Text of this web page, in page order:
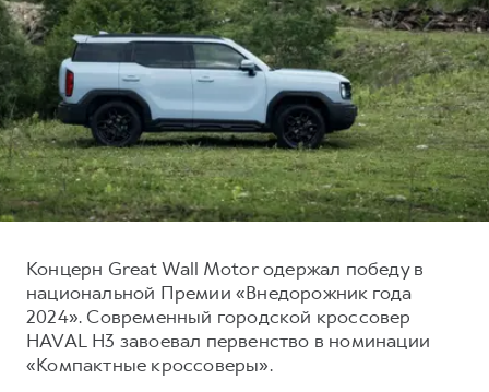
H7
от 3 799 000 ₽
H9
от 4 799 000 ₽
Тест-драйв
Трейд-ин
КРЕДИТ И СТРАХОВАНИЕ
Кредитный калькулятор
Страхование
КОРПОРАТИВНЫМ КЛИЕНТАМ
Для малого бизнеса
СЕРВИСНОЕ ОБСЛУЖИВАНИЕ
Нулевое ТО
Программа «Помощь на дороге»
Регламенты технического обслуживания
Электронный ПТС
GWM Безопасность
Гарантия HAVAL
Мобильное приложение GWM
О дилере
Наша команда
Контакты
Концерн Great Wall Motor одержал победу в
национальной Премии «Внедорожник года
2024». Современный городской кроссовер
HAVAL H3 завоевал первенство в номинации
«Компактные кроссоверы».